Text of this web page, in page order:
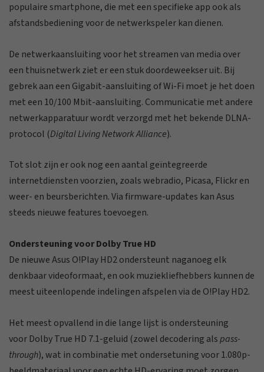
populaire smartphone, die met een specifieke app ook als
afstandsbediening voor de netwerkspeler kan dienen.
De netwerkaansluiting voor het streamen van media over
een thuisnetwerk ziet er een stuk doordeweekser uit. Bij
gebrek aan een Gigabit-aansluiting of Wi-Fi moet je het doen
met een 10/100 Mbit-aansluiting. Communicatie met andere
netwerkapparatuur wordt verzorgd met het bekende DLNA-
protocol (Digital Living Network Alliance).
Tot slot zijn er ook nog een aantal geïntegreerde
internetdiensten voorzien, zoals webradio, Picasa, Flickr en
weer- en beursberichten. Via firmware-updates kan Asus
steeds nieuwe features toevoegen.
Ondersteuning voor Dolby True HD
De nieuwe Asus O!Play HD2 ondersteunt naganoeg elk
denkbaar videoformaat, en ook muziekliefhebbers kunnen de
meest uiteenlopende indelingen afspelen via de O!Play HD2.
Het meest opvallend in die lange lijst is ondersteuning
voor Dolby True HD 7.1-geluid (zowel decodering alspass-
through), wat in combinatie met ondersetuning voor 1.080p-